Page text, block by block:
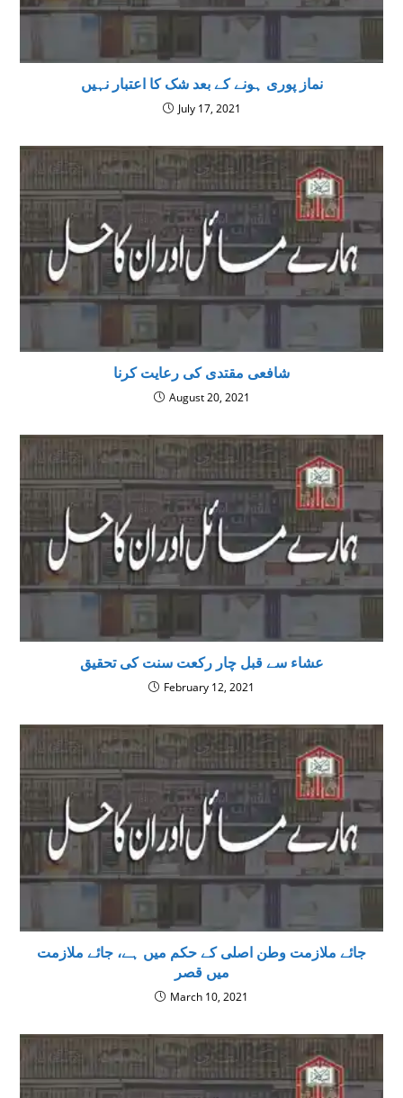
نماز پوری ہونے کے بعد شک کا اعتبار نہیں
July 17, 2021
شافعی مقتدی کی رعایت کرنا
August 20, 2021
عشاء سے قبل چار رکعت سنت کی تحقیق
February 12, 2021
جائے ملازمت وطن اصلی کے حکم میں ہے، جائے ملازمت
میں قصر
March 10, 2021